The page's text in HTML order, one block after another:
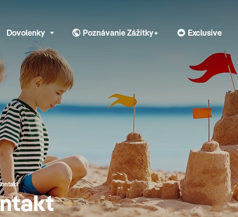
Dovolenky Poznávanie Zážitky+ Exclusive